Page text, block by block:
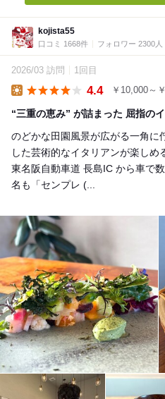
kojista55
口コミ 1668件 フォロワー 2300人
2026/03 訪問 1回目
4.4 ￥10,000～
“三重の恵み” が詰まった 屈指の
のどかな田園風景が広がる一角に
した芸術的なイタリアンが楽しめ
東名阪自動車道 長島IC から車で
名も「センプレ (...